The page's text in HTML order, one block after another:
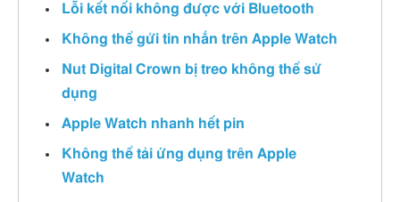
Lỗi kết nối không được với Bluetooth
Không thể gửi tin nhắn trên Apple Watch
Nut Digital Crown bị treo không thể sử
dụng
Apple Watch nhanh hết pin
Không thể tải ứng dụng trên Apple
Watch